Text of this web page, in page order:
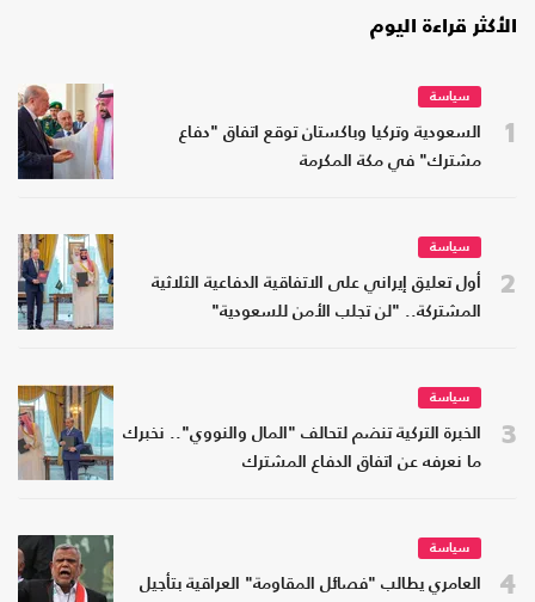
الأكثر قراءة اليوم
1
سياسة
السعودية وتركيا وباكستان توقع اتفاق "دفاع
مشترك" في مكة المكرمة
2
سياسة
أول تعليق إيراني على الاتفاقية الدفاعية الثلاثية
المشتركة.. "لن تجلب الأمن للسعودية"
3
سياسة
الخبرة التركية تنضم لتحالف "المال والنووي".. نخبرك
ما نعرفه عن اتفاق الدفاع المشترك
4
سياسة
العامري يطالب "فصائل المقاومة" العراقية بتأجيل